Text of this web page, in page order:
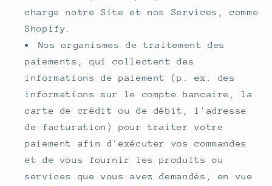
charge notre Site et nos Services, comme
Shopify.
Nos organismes de traitement des
paiements, qui collectent des
informations de paiement (p. ex. des
informations sur le compte bancaire, la
carte de crédit ou de débit, l'adresse
de facturation) pour traiter votre
paiement afin d'exécuter vos commandes
et de vous fournir les produits ou
services que vous avez demandés, en vue